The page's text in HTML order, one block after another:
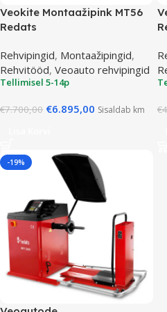
Veokite Montaažipink MT56
Redats
Rehvipingid, Montaažipingid,
Rehvitööd, Veoauto rehvipingid
Tellimisel 5-14p
€7.700,00 €6.895,00 Sisaldab km €
-19%